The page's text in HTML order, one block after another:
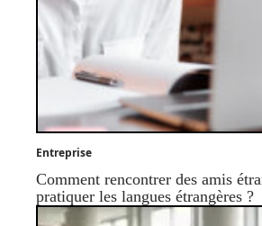
Entreprise
Comment rencontrer des amis
pratiquer les langues étrangères ?